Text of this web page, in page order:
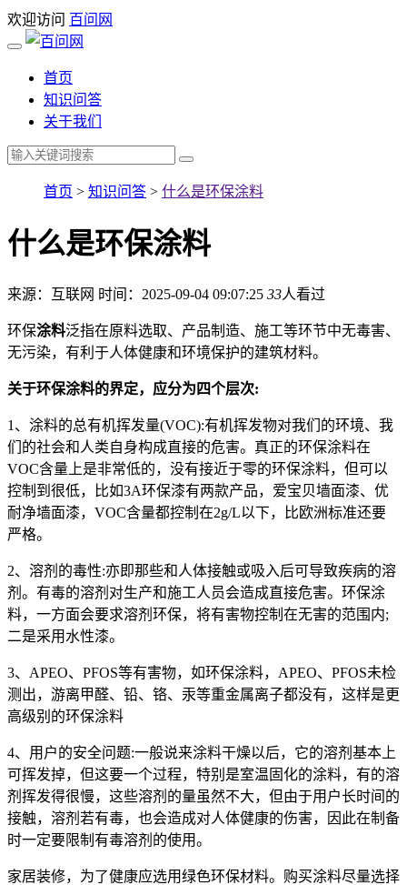
欢迎访问 百问网
首页
知识问答
关于我们
首页 > 知识问答 > 什么是环保涂料
什么是环保涂料
来源：互联网 时间：2025-09-04 09:07:25 33人看过
环保涂料泛指在原料选取、产品制造、施工等环节中无毒害、
无污染，有利于人体健康和环境保护的建筑材料。
关于环保涂料的界定，应分为四个层次:
1、涂料的总有机挥发量(VOC):有机挥发物对我们的环境、我
们的社会和人类自身构成直接的危害。真正的环保涂料在
VOC含量上是非常低的，没有接近于零的环保涂料，但可以
控制到很低，比如3A环保漆有两款产品，爱宝贝墙面漆、优
耐净墙面漆，VOC含量都控制在2g/L以下，比欧洲标准还要
严格。
2、溶剂的毒性:亦即那些和人体接触或吸入后可导致疾病的溶
剂。有毒的溶剂对生产和施工人员会造成直接危害。环保涂
料，一方面会要求溶剂环保，将有害物控制在无害的范围内;
二是采用水性漆。
3、APEO、PFOS等有害物，如环保涂料，APEO、PFOS未检
测出，游离甲醛、铅、铬、汞等重金属离子都没有，这样是更
高级别的环保涂料
4、用户的安全问题:一般说来涂料干燥以后，它的溶剂基本上
可挥发掉，但这要一个过程，特别是室温固化的涂料，有的溶
剂挥发得很慢，这些溶剂的量虽然不大，但由于用户长时间的
接触，溶剂若有毒，也会造成对人体健康的伤害，因此在制备
时一定要限制有毒溶剂的使用。
家居装修，为了健康应选用绿色环保材料。购买涂料尽量选择